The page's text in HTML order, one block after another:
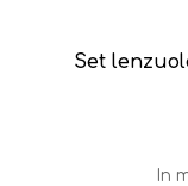
Set
In